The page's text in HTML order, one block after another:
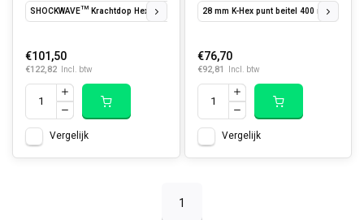
SHOCKWAVE™ Krachtdop Hex 1/2" kort set - 13 stuks
SHOCKWAVE™
€101,50
€122,82 Incl. btw
Vergelijk
28 mm K-Hex punt beitel 400 mm.
€76,70
€92,81 Incl. btw
Vergelijk
1